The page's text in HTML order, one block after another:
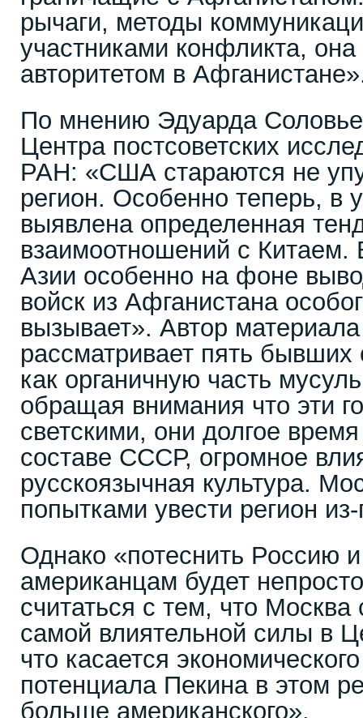
рычаги, методы
участниками конфликта, она
авторитетом в
По мнению Эдуарда
Центра постсоветских
РАН: «США стараются не
регион. Особенно теперь, в
выявлена определенная
взаимоотношений с
Азии особенно на фоне
войск из Афганистана
вызывает». Автор
рассматривает пять бывших
как органичную часть
обращая внимания что эти
светскими, они долгое
составе СССР, огромное
русскоязычная культура.
попытками увести регион
Однако «потеснить Россию
американцам будет
считаться с тем, что Москва
самой влиятельной силы в
что касается
потенциала Пекина в этом
больше американского».